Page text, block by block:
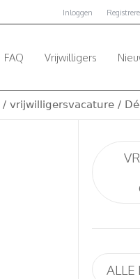
Inloggen
FAQ Vrijwilligers
/ vrijwilligersvacature /
ALLE